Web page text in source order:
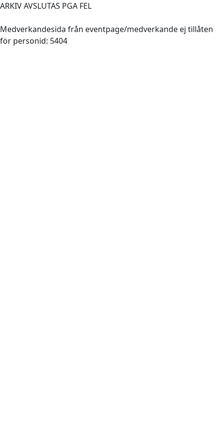
ARKIV AVSLUTAS PGA FEL
Medverkandesida från eventpage/medverkande ej tillåten
för personid: 5404